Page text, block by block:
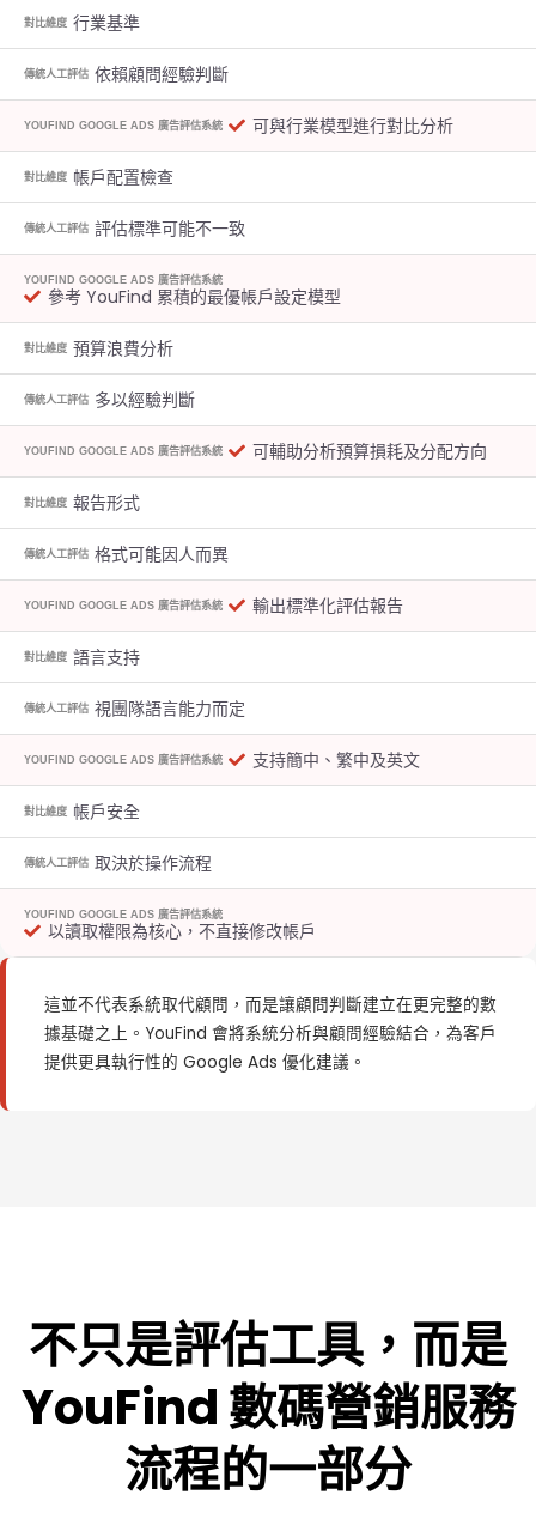
對比維度 行業基準
傳統人工評估 依賴顧問經驗判斷
YOUFIND GOOGLE ADS 廣告評估系統 可與行業模型進行對比分析
對比維度 帳戶配置檢查
傳統人工評估 評估標準可能不一致
YOUFIND GOOGLE ADS 廣告評估系統
參考 YouFind 累積的最優帳戶設定模型
對比維度 預算浪費分析
傳統人工評估 多以經驗判斷
YOUFIND GOOGLE ADS 廣告評估系統 可輔助分析預算損耗及分配方向
對比維度 報告形式
傳統人工評估 格式可能因人而異
YOUFIND GOOGLE ADS 廣告評估系統 輸出標準化評估報告
對比維度 語言支持
傳統人工評估 視團隊語言能力而定
YOUFIND GOOGLE ADS 廣告評估系統 支持簡中、繁中及英文
對比維度 帳戶安全
傳統人工評估 取決於操作流程
YOUFIND GOOGLE ADS 廣告評估系統
以讀取權限為核心，不直接修改帳戶
這並不代表系統取代顧問，而是讓顧問判斷建立在更完整的數
據基礎之上。YouFind 會將系統分析與顧問經驗結合，為客戶
提供更具執行性的 Google Ads 優化建議。
不只是評估工具，而是
YouFind 數碼營銷服務
流程的一部分